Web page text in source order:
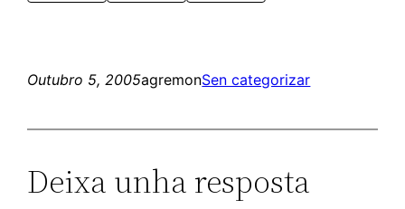
Outubro 5, 2005agremonSen categorizar
Deixa unha resposta